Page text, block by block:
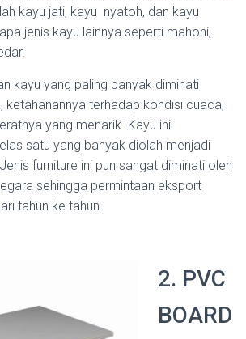
kayu jati, kayu nyatoh, dan kayu
jenis kayu lainnya seperti mahoni,
kayu yang paling banyak diminati
ketahanannya terhadap kondisi cuaca,
yang menarik. Kayu ini
satu yang banyak diolah menjadi
furniture ini pun sangat diminati oleh
sehingga permintaan eksport
tahun ke tahun.
2. PVC
BOARD